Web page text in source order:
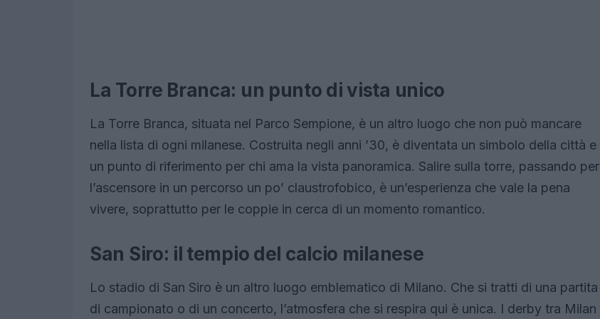
La Torre Branca: un punto di vista unico
La Torre Branca, situata nel Parco Sempione, è un altro luogo che non può mancare
nella lista di ogni milanese. Costruita negli anni ’30, è diventata un simbolo della città e
un punto di riferimento per chi ama la vista panoramica. Salire sulla torre, passando per
l’ascensore in un percorso un po’ claustrofobico, è un’esperienza che vale la pena
vivere, soprattutto per le coppie in cerca di un momento romantico.
San Siro: il tempio del calcio milanese
Lo stadio di San Siro è un altro luogo emblematico di Milano. Che si tratti di una partita
di campionato o di un concerto, l’atmosfera che si respira qui è unica. I derby tra Milan